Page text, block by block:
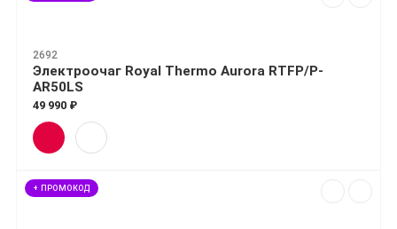
2692
Электроочаг Royal Thermo Aurora RTFP/P-
AR50LS
49 990 ₽
+ ПРОМОКОД